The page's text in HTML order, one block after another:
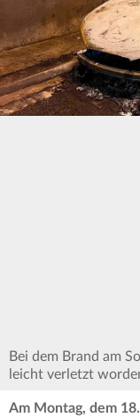
Bei dem Brand am
leicht verletzt
Am Montag, dem